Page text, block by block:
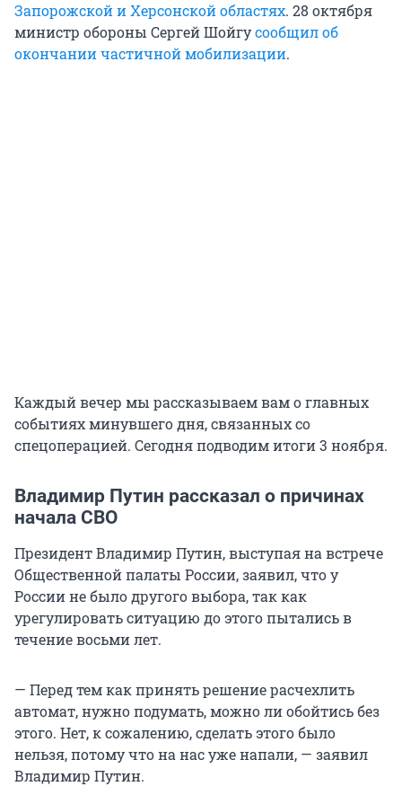
Запорожской и Херсонской областях. 28 октября
министр обороны Сергей Шойгусообщил об
окончании частичной мобилизации.
Каждый вечер мы рассказываем вам о главных
событиях минувшего дня, связанных со
спецоперацией. Сегодня подводим итоги 3 ноября.
Владимир Путин рассказал о причинах
начала СВО
Президент Владимир Путин, выступая на встрече
Общественной палаты России, заявил, что у
России не было другого выбора, так как
урегулировать ситуацию до этого пытались в
течение восьми лет.
— Перед тем как принять решение расчехлить
автомат, нужно подумать, можно ли обойтись без
этого. Нет, к сожалению, сделать этого было
нельзя, потому что на нас уже напали, — заявил
Владимир Путин.